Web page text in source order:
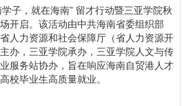
，就在海南” 留才行动暨三亚学院秋
开启。该活动由中共海南省委组织部
人力资源和社会保障厅（省人力资源开
办，三亚学院承办，三亚学院人文与传
服务站协办，旨在响应海南自贸港人才
校毕业生高质量就业。